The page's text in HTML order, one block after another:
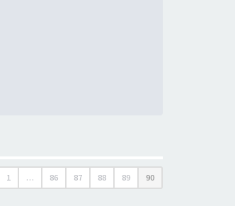
1 … 86 87 88 89 90